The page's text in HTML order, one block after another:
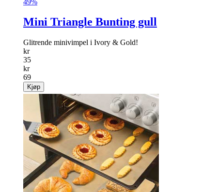
Mini Triangle Bunting gull
Glitrende minivimpel i Ivory & Gold!
kr
35
kr
69
Kjøp